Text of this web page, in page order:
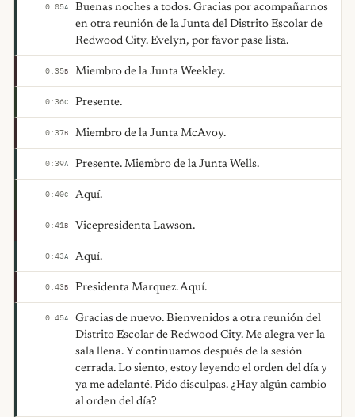
0:05A
Buenas noches a todos. Gracias por acompañarnos
en otra reunión de la Junta del Distrito Escolar de
Redwood City. Evelyn, por favor pase lista.
0:35B Miembro de la Junta Weekley.
0:36C Presente.
0:37B Miembro de la Junta McAvoy.
0:39A Presente. Miembro de la Junta Wells.
0:40C Aquí.
0:41B Vicepresidenta Lawson.
0:43A Aquí.
0:43B Presidenta Marquez. Aquí.
0:45A
Gracias de nuevo. Bienvenidos a otra reunión del
Distrito Escolar de Redwood City. Me alegra ver la
sala llena. Y continuamos después de la sesión
cerrada. Lo siento, estoy leyendo el orden del día y
ya me adelanté. Pido disculpas. ¿Hay algún cambio
al orden del día?